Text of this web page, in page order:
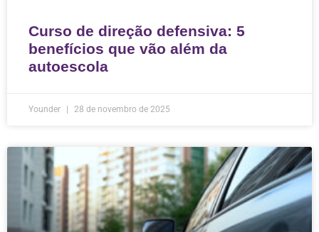
Curso de direção defensiva: 5
benefícios que vão além da
autoescola
Younder 28 de novembro de 2025